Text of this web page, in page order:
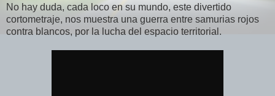
No hay duda, cada loco en su mundo, este divertido
cortometraje, nos muestra una guerra entre samurias rojos
contra blancos, por la lucha del espacio territorial.